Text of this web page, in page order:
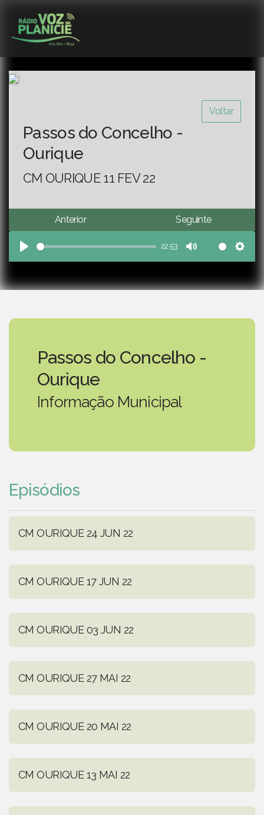
Voltar
Passos do Concelho -
Ourique
CM OURIQUE 11 FEV 22
Anterior Seguinte
Play
22:53
Mute
Passos do Concelho -
Ourique
Informação Municipal
Episódios
CM OURIQUE 24 JUN 22
CM OURIQUE 17 JUN 22
CM OURIQUE 03 JUN 22
CM OURIQUE 27 MAI 22
CM OURIQUE 20 MAI 22
CM OURIQUE 13 MAI 22